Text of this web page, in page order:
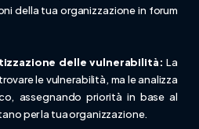
della tua organizzazione in forum
delle vulnerabilità: La
le vulnerabilità, ma le analizza
assegnando priorità in base al
per la tua organizzazione.